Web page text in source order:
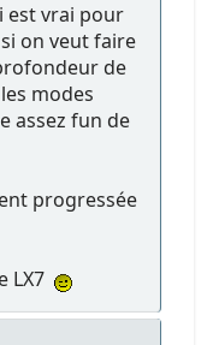
est vrai pour
on veut faire
de
modes
assez fun de
progressée
LX7